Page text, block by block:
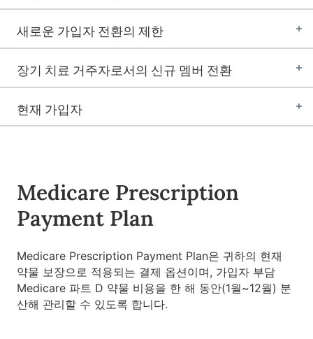
새로운 가입자 전환의 제한
장기 치료 거주자로서의 신규 멤버 전환
현재 가입자
Medicare Prescription
Payment Plan
Medicare Prescription Payment Plan은 귀하의 현재
약물 보장으로 적용되는 결제 옵션이며, 가입자 부담
Medicare 파트 D 약물 비용을 한 해 동안(1월~12월) 분
산해 관리할 수 있도록 합니다.